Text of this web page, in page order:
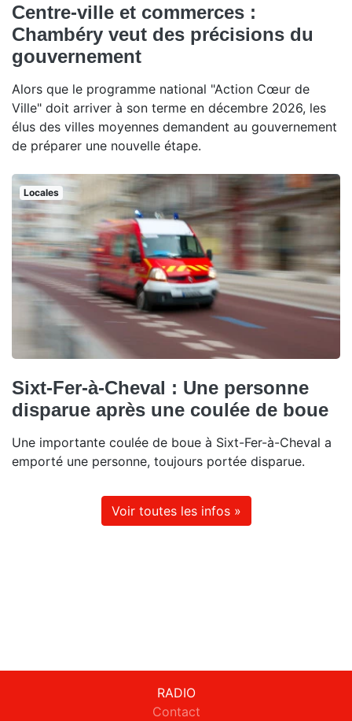
Centre-ville et commerces :
Chambéry veut des précisions du
gouvernement
Alors que le programme national "Action Cœur de
Ville" doit arriver à son terme en décembre 2026, les
élus des villes moyennes demandent au gouvernement
de préparer une nouvelle étape.
Locales
Sixt-Fer-à-Cheval : Une personne
disparue après une coulée de boue
Une importante coulée de boue à Sixt-Fer-à-Cheval a
emporté une personne, toujours portée disparue.
Voir toutes les infos »
RADIO
Contact